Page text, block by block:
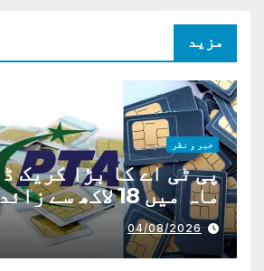
مزید
خبر و نظر
ماہ میں 18 لاکھ سے زائد سمز بلاک
04/08/2026